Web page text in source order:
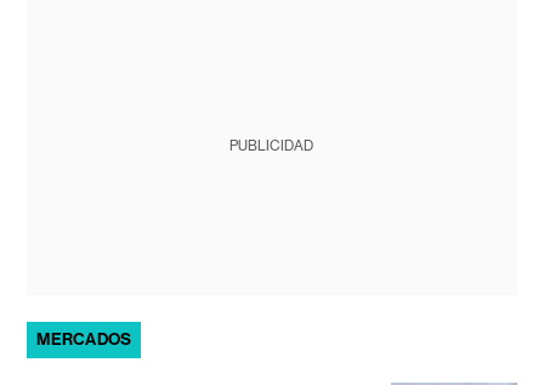
PUBLICIDAD
MERCADOS